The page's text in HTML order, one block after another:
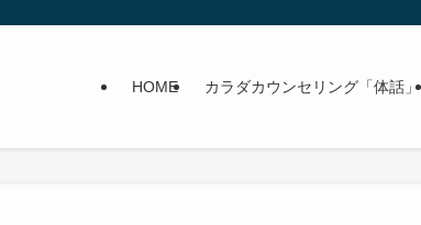
HOME カラダカウンセリング「体話」